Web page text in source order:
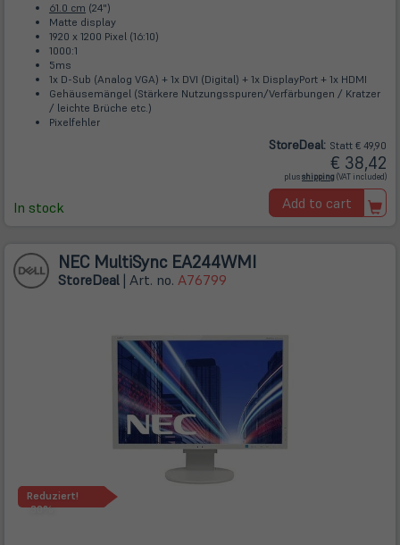
61.0 cm (24")
Matte display
1920 x 1200 Pixel (16:10)
1000:1
5ms
1x D-Sub (Analog VGA) + 1x DVI (Digital) + 1x DisplayPort + 1x HDMI
Gehäusemängel (Stärkere Nutzungsspuren/Verfärbungen / Kratzer
/ leichte Brüche etc.)
Pixelfehler
In stock
StoreDeal: Statt € 49,90
€ 38,42
plusshipping (öffnet
in
neuem
Tab)
(VAT included)
Add to cart
NEC MultiSync EA244WMI
StoreDeal | Art. no. A76799
Reduziert!
-30%